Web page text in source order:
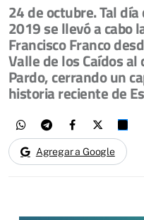
24 de octubre. Tal
2019 se llevó a cabo
Francisco Franco
Valle de los Caídos
Pardo, cerrando un
historia reciente de
Agregar a Google